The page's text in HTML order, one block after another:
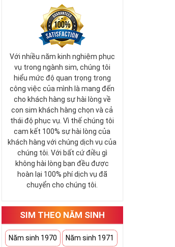
Với nhiều năm kinh nghiệm phục
vụ trong ngành sim, chúng tôi
hiểu mức độ quan trọng trong
công việc của mình là mang đến
cho khách hàng sự hài lòng về
con sim khách hàng chọn và cả
thái độ phục vụ. Vì thế chúng tôi
cam kết 100% sự hài lòng của
khách hàng với chúng dịch vụ của
chúng tôi. Với bất cứ điều gì
không hài lòng bạn đều được
hoàn lại 100% phí dịch vụ đã
chuyển cho chúng tôi.
SIM THEO NĂM SINH
Năm sinh 1970 Năm sinh 1971